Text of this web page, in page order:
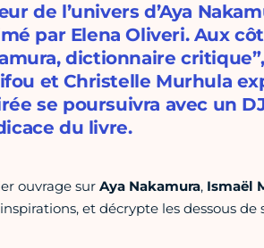
de l’univers d’Aya
par Elena Oliveri. Aux
dictionnaire
et Christelle Murhula
se poursuivra avec un
du livre.
ouvrage sur Aya Nakamura, Ismaël
et décrypte les dessous